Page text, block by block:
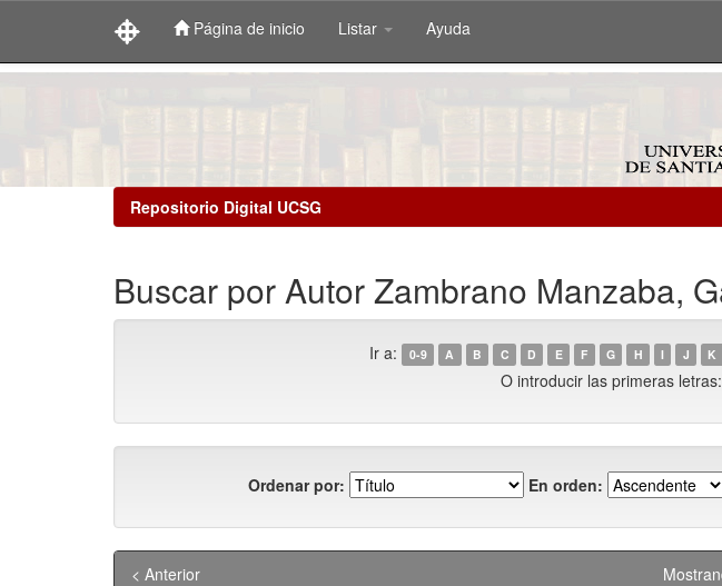
Página de inicio Listar Ayuda
Repositorio Digital UCSG
Buscar por Autor Zambrano Manzaba,
Ir a: 0-9 A B C D E F G H I J K
O introducir las primeras letras:
Ordenar por: En orden:
< Anterior